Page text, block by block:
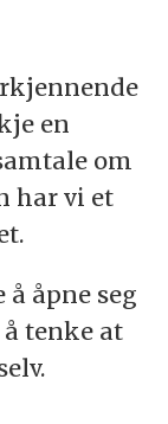
sjef.
en
om
har vi et
åpne seg
tenke at